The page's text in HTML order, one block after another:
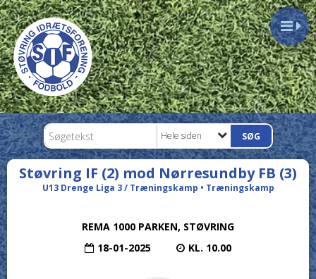
Hele siden
Støvring IF (2) mod Nørresundby FB (3)
U13 Drenge Liga 3 / Træningskamp • Træningskamp
REMA 1000 PARKEN, STØVRING
18-01-2025
KL. 10.00